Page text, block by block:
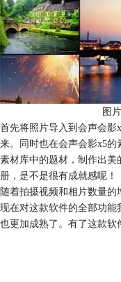
图
首先将照片导入到会声会影
来。同时也在会声会影x5
素材库中的题材，制作出
册，是不是很有成就感呢！
随着拍摄视频和相片数量的
现在对这款软件的全部功
也更加成熟了。有了这款软